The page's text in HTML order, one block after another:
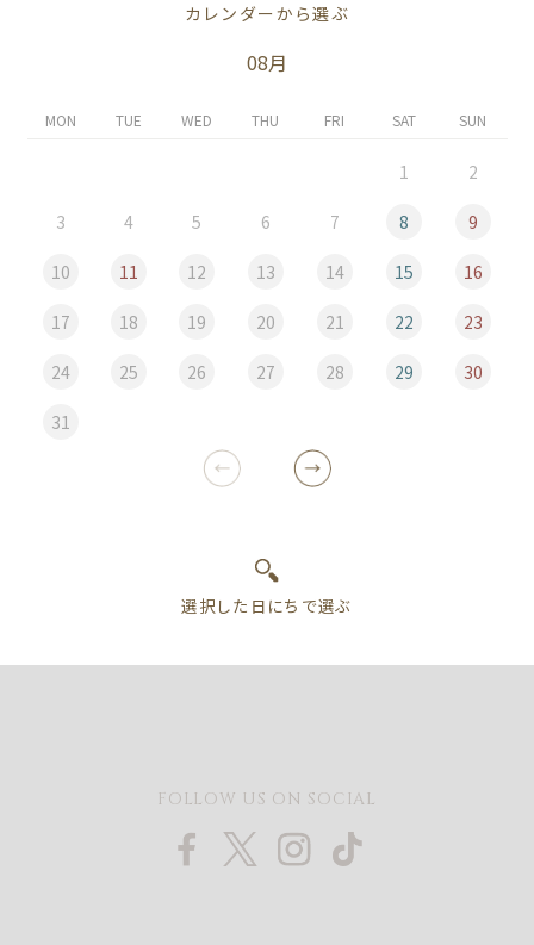
カレンダーから選ぶ
08月
MON TUE WED THU FRI SAT SUN
1 2
3 4 5 6 7 8 9
10 11 12 13 14 15 16
17 18 19 20 21 22 23
24 25 26 27 28 29 30
31
FOLLOW US ON SOCIAL